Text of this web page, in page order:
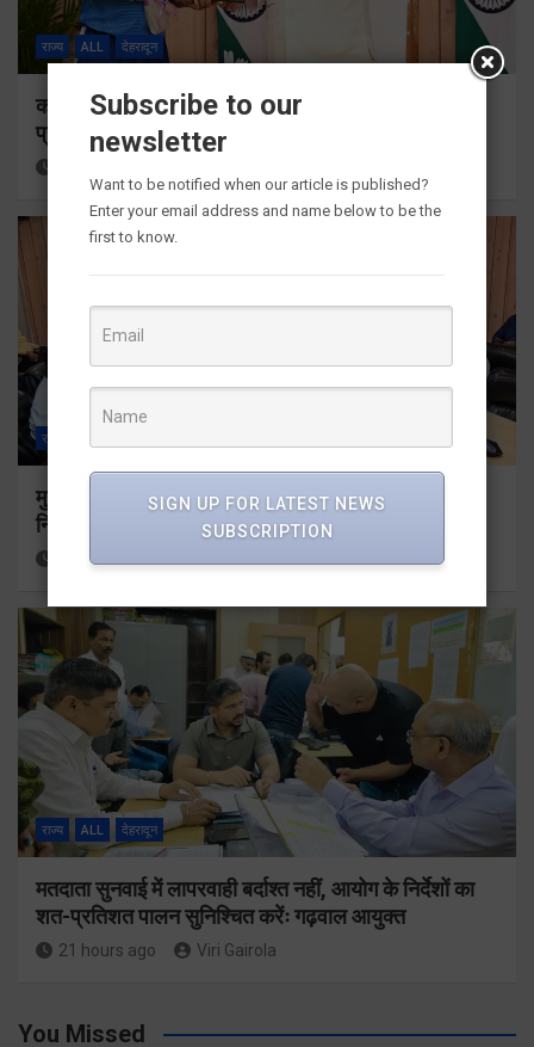
राज्य ALL देहरादून
कॉमनवेल्थ गेम्स 2026 के उत्तराखंड के पदक विजेताओं और
प्रशिक्षकों को मुख्यमंत्री धामी ने किया सम्मानित
राज्य
मुख्यमंत्री धामी ने उत्तराखंड क्रीड़ा विश्वविद्यालय गौलापार के
निर्माण कार्यों की समीक्षा की
20 hours ago Viri Gairola
राज्य ALL देहरादून
मतदाता सुनवाई में लापरवाही बर्दाश्त नहीं, आयोग के निर्देशों का
शत-प्रतिशत पालन सुनिश्चित करेंः गढ़वाल आयुक्त
21 hours ago Viri Gairola
You Missed
Subscribe to our
newsletter
Want to be notified when our article is published?
Enter your email address and name below to be the
first to know.
SIGN UP FOR LATEST NEWS
SUBSCRIPTION